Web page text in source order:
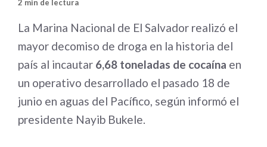
2 min de lectura
La Marina Nacional de El Salvador realizó el
mayor decomiso de droga en la historia del
país al incautar 6,68 toneladas de cocaína en
un operativo desarrollado el pasado 18 de
junio en aguas del Pacífico, según informó el
presidente Nayib Bukele.